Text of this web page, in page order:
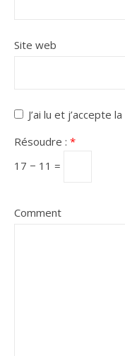
Site web
J’ai lu et j’accepte la
Résoudre : *
17 − 11 =
Comment